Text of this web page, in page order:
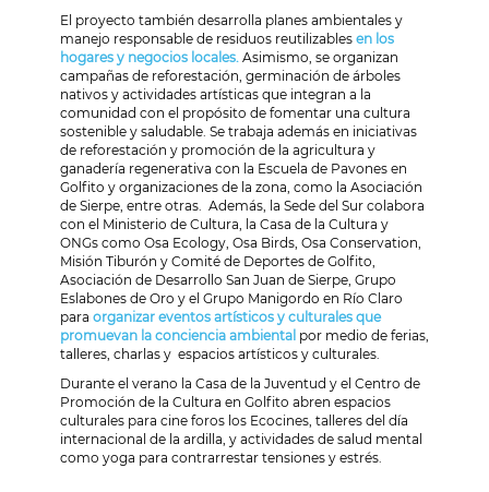
El proyecto también desarrolla planes ambientales y
manejo responsable de residuos reutilizables en los
hogares y negocios locales. Asimismo, se organizan
campañas de reforestación, germinación de árboles
nativos y actividades artísticas que integran a la
comunidad con el propósito de fomentar una cultura
sostenible y saludable. Se trabaja además en iniciativas
de reforestación y promoción de la agricultura y
ganadería regenerativa con la Escuela de Pavones en
Golfito y organizaciones de la zona, como la Asociación
de Sierpe, entre otras. Además, la Sede del Sur colabora
con el Ministerio de Cultura, la Casa de la Cultura y
ONGs como Osa Ecology, Osa Birds, Osa Conservation,
Misión Tiburón y Comité de Deportes de Golfito,
Asociación de Desarrollo San Juan de Sierpe, Grupo
Eslabones de Oro y el Grupo Manigordo en Río Claro
para organizar eventos artísticos y culturales que
promuevan la conciencia ambiental por medio de ferias,
talleres, charlas y espacios artísticos y culturales.
Durante el verano la Casa de la Juventud y el Centro de
Promoción de la Cultura en Golfito abren espacios
culturales para cine foros los Ecocines, talleres del día
internacional de la ardilla, y actividades de salud mental
como yoga para contrarrestar tensiones y estrés.